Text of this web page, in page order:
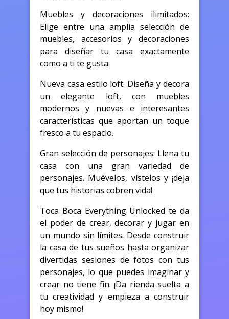
Muebles y decoraciones ilimitados:
Elige entre una amplia selección de
muebles, accesorios y decoraciones
para diseñar tu casa exactamente
como a ti te gusta.
Nueva casa estilo loft: Diseña y decora
un elegante loft, con muebles
modernos y nuevas e interesantes
características que aportan un toque
fresco a tu espacio.
Gran selección de personajes: Llena tu
casa con una gran variedad de
personajes. Muévelos, vístelos y ¡deja
que tus historias cobren vida!
Toca Boca Everything Unlocked te da
el poder de crear, decorar y jugar en
un mundo sin límites. Desde construir
la casa de tus sueños hasta organizar
divertidas sesiones de fotos con tus
personajes, lo que puedes imaginar y
crear no tiene fin. ¡Da rienda suelta a
tu creatividad y empieza a construir
hoy mismo!